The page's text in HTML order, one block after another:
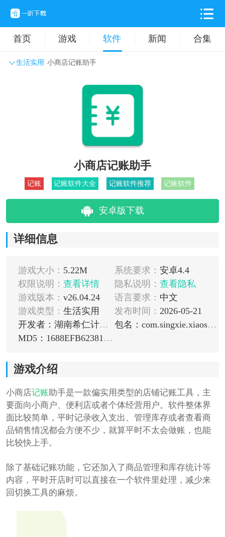
首页 游戏 软件 新闻 合集
生活实用 小商店记账助手
主题壁纸 旅游出行
拍摄美化
小商店记账助手
记账 记账软件大全 记账软件推荐 记账软件
安卓版下载
详细信息
游戏大小： 5.22M 系统要求： 安卓4.4
权限说明： 查看详情 隐私说明： 查看隐私
游戏版本： v26.04.24 语言要求： 中文
游戏类型： 生活实用 发布时间： 2026-05-21
开发者：湖南希仁计算机科技有限公司
包名：com.singxie.xiaoshangdian
MD5：1688EFB62381FAD48A81A447FC0EF49D
游戏介绍
小商店记账助手是一款偏实用类型的店铺记账工具，主
要面向小商户、便利店或者个体经营用户。软件整体界
面比较简单，平时记录收入支出、管理库存或者查看商
品销售情况都会方便不少，就算平时不太会做账，也能
比较快上手。
除了基础记账功能，它还加入了商品管理和库存统计等
内容，平时开店时可以直接在一个软件里处理，减少来
回切换工具的麻烦。